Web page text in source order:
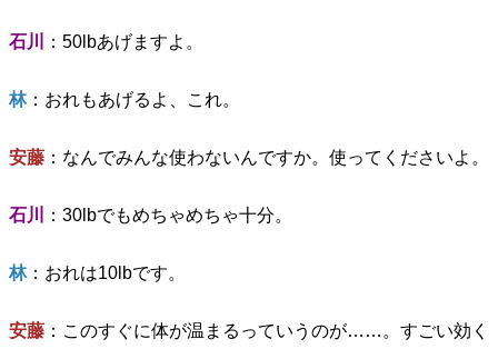
石川 ：50lbあげますよ。
林：おれもあげるよ、これ。
安藤 ：なんでみんな使わないんですか。使ってくださいよ。
石川 ：30lbでもめちゃめちゃ十分。
林：おれは10lbです。
安藤 ：このすぐに体が温まるっていうのが……。すごい効く